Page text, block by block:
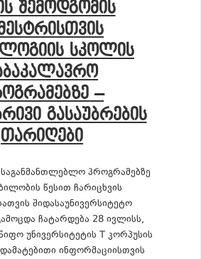
ᲨᲔᲛᲝᲓᲒᲝᲛᲘᲡ
ᲡᲙᲝᲚᲘᲡ
–
ᲒᲐᲡᲐᲣᲑᲠᲔᲑᲘᲡ
ᲗᲐᲠᲘᲦᲔᲑᲘ
პროგრამებზე
წესით ჩარიცხვის
შიდასაუნივერსიტეტო
ჩატარდება 28 ივლისს,
უნივერსიტეტის T კორპუსის
ინფორმაციისთვის